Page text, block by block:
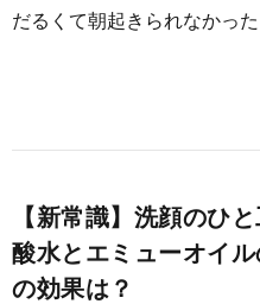
だるくて朝起きられなかっ
【新常識】洗顔のひ
酸水とエミューオイ
の効果は？